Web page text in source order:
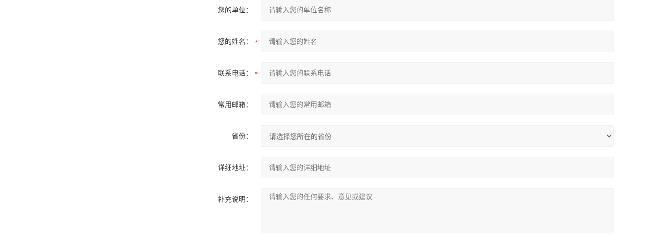
您的单位：
您的姓名：
联系电话：
常用邮箱：
省份：
详细地址：
补充说明：